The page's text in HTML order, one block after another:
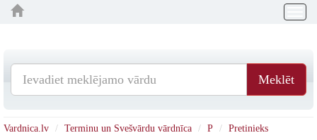
Meklēt
Vardnica.lv Terminu un Svešvārdu vārdnīca P Pretinieks